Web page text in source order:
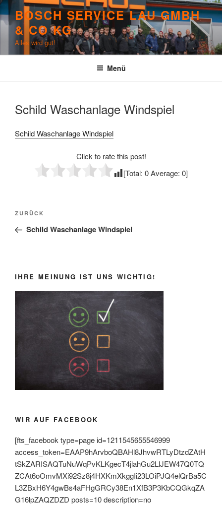
Zum
Inhalt
springen
BOSCH SERVICE LAU GMBH
& CO KG
Alles wird gut!
Menü
Schild Waschanlage Windspiel
Schild Waschanlage Windspiel
Click to rate this post!
[Total: 0Average: 0]
Beitragsnavigation
Vorheriger
Beitrag
ZURÜCK
Schild Waschanlage Windspiel
IHRE MEINUNG IST UNS WICHTIG!
WIR AUF FACEBOOK
[fts_facebook type=page id=1211545655546999
access_token=EAAP9hArvboQBAHl8JhvwRTLyDtzdZAtH
tSkZARISAQTuNuWqPvKLKgecT4jlahGu2LlJEW47Q0TQ
ZCAt6oOmvMXi92Sz8j4HXKmXkggIi23LOiPJQ4elQrBa5C
L3ZBxH6Y4gwBs4aFHgGRCy38En1XfB3P3KbCQGkqZA
G16lpZAQZDZD posts=10 description=no